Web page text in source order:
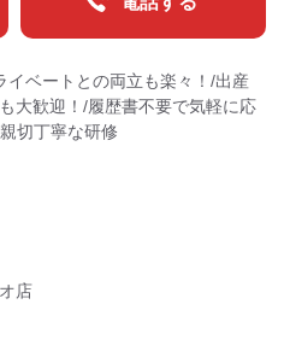
イベートとの両立も楽々！/出産
大歓迎！/履歴書不要で気軽に応
切丁寧な研修
店